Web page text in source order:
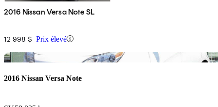
2016 Nissan Versa Note SL
12 998 $ Prix élevé
2016 Nissan Versa Note